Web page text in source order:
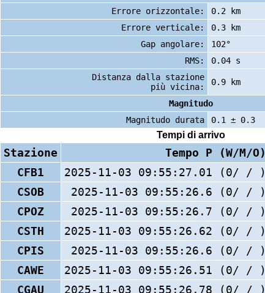
Errore orizzontale:
0.2 km
Errore verticale:
0.3 km
Gap angolare:
102°
RMS:
0.04 s
Distanza dalla stazione
più vicina:
0.9 km
Magnitudo
Magnitudo durata
0.1 ± 0.3
Tempi di arrivo
Stazione Tempo P (W/M/O)
CFB1
2025-11-03 09:55:27.01 (0/ / )
CSOB
2025-11-03 09:55:26.6 (0/ / )
CPOZ
2025-11-03 09:55:26.7 (0/ / )
CSTH
2025-11-03 09:55:26.62 (0/ / )
CPIS
2025-11-03 09:55:26.6 (0/ / )
CAWE
2025-11-03 09:55:26.51 (0/ / )
CGAU
2025-11-03 09:55:26.78 (0/ / )